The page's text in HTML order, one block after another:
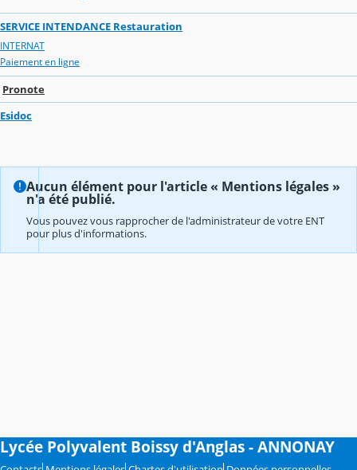
SERVICE INTENDANCE Restauration
INTERNAT
Paiement en ligne
Pronote
Esidoc
Aucun élément pour l'article « Mentions légales »
n'a été publié.
Vous pouvez vous rapprocher de l'administrateur de votre ENT
pour plus d'informations.
Lycée Polyvalent Boissy d'Anglas - ANNONAY